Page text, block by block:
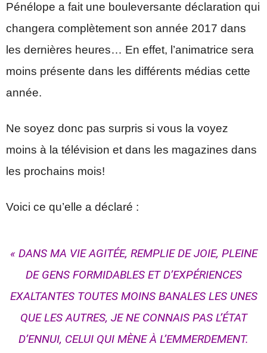
Pénélope a fait une bouleversante déclaration qui
changera complètement son année 2017 dans
les dernières heures… En effet, l’animatrice sera
moins présente dans les différents médias cette
année.
Ne soyez donc pas surpris si vous la voyez
moins à la télévision et dans les magazines dans
les prochains mois!
Voici ce qu’elle a déclaré :
« DANS MA VIE AGITÉE, REMPLIE DE JOIE, PLEINE
DE GENS FORMIDABLES ET D’EXPÉRIENCES
EXALTANTES TOUTES MOINS BANALES LES UNES
QUE LES AUTRES, JE NE CONNAIS PAS L’ÉTAT
D’ENNUI, CELUI QUI MÈNE À L’EMMERDEMENT.